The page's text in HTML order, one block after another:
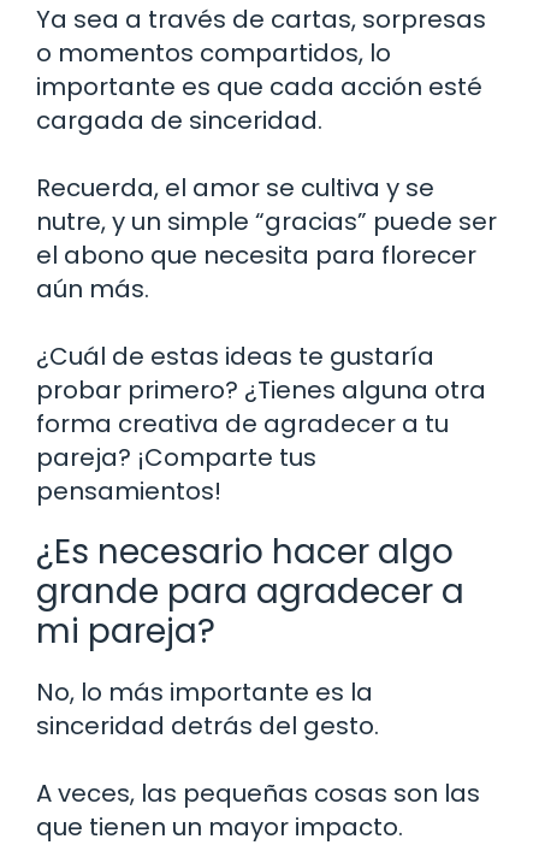
Ya sea a través de cartas, sorpresas
o momentos compartidos, lo
importante es que cada acción esté
cargada de sinceridad.
Recuerda, el amor se cultiva y se
nutre, y un simple “gracias” puede ser
el abono que necesita para florecer
aún más.
¿Cuál de estas ideas te gustaría
probar primero? ¿Tienes alguna otra
forma creativa de agradecer a tu
pareja? ¡Comparte tus
pensamientos!
¿Es necesario hacer algo
grande para agradecer a
mi pareja?
No, lo más importante es la
sinceridad detrás del gesto.
A veces, las pequeñas cosas son las
que tienen un mayor impacto.